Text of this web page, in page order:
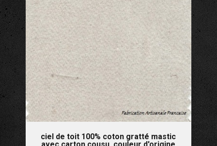
ciel de toit 100% coton gratté mastic